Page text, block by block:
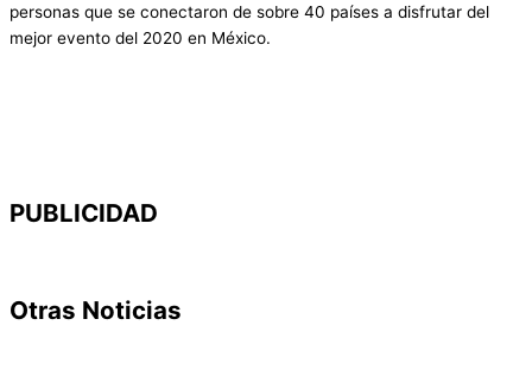
personas que se conectaron de sobre 40 países a disfrutar del
mejor evento del 2020 en México.
PUBLICIDAD
Otras Noticias